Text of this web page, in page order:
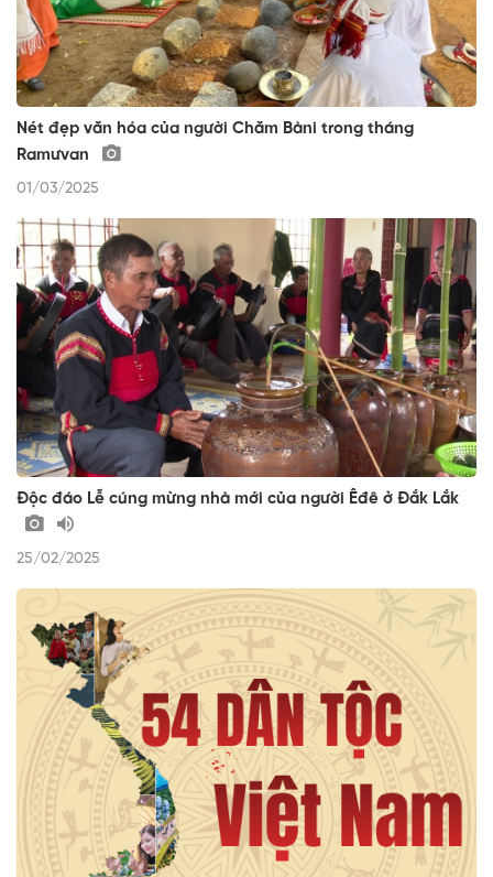
Nét đẹp văn hóa của người Chăm Bàni trong tháng
Ramưvan
01/03/2025
Độc đáo Lễ cúng mừng nhà mới của người Êđê ở Đắk Lắk
25/02/2025